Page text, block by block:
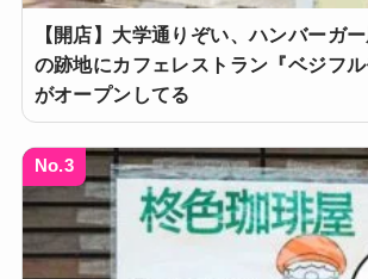
【開店】大学通りぞい、ハンバーガ
の跡地にカフェレストラン『ベジフル
がオープンしてる
No.3